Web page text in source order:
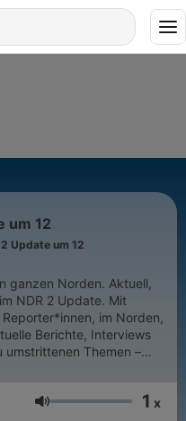
um 12
Update um 12
ganzen Norden. Aktuell,
NDR 2 Update. Mit
im Norden,
Berichte, Interviews
umstrittenen Themen –
Lydstyrke 1 x